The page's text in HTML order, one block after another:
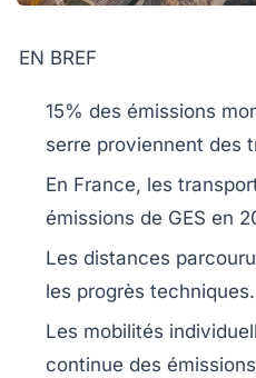
EN BREF
15% des émissions
serre proviennent des
En France, les
émissions de GES en
Les distances
les progrès techniques.
Les mobilités
continue des